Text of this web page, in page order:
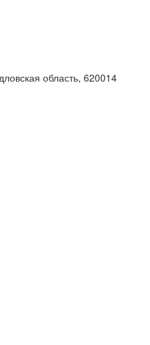
область, 620014